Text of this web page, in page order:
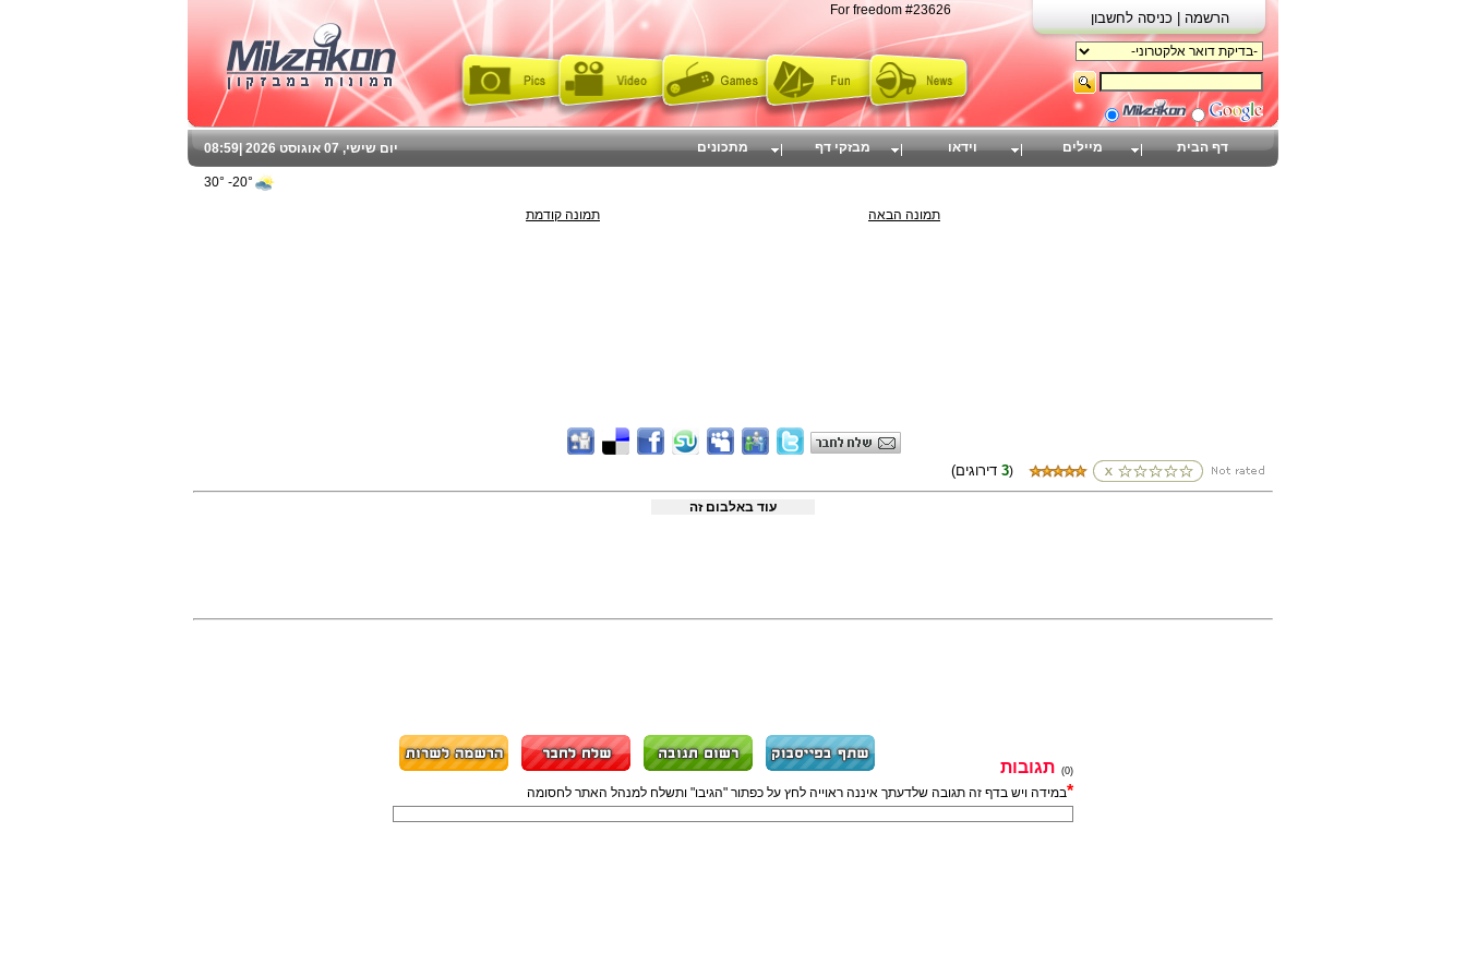
For freedom #23626
תמונה קודמת תמונה הבאה
3)
עוד באלבום זה
(0)
תגובות
*במידה ויש בדף זה תגובה שלדעתך איננה ראוייה לחץ על כפתור "הגיבו" ותשלח למנהל האתר לחסומה
08:59 יום שישי, 07 אוגוסט 2026 | דף הבית מיילים וידאו מבזקי דף מתכונים
20°- 30°
הרשמה | כניסה לחשבון